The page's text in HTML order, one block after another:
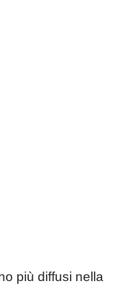
più diffusi nella